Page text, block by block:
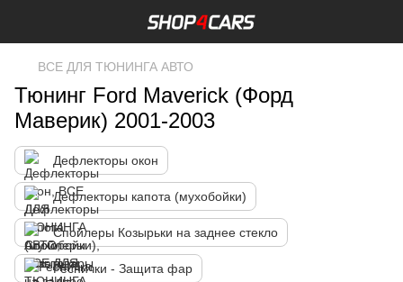
ВСЕ ДЛЯ ТЮНИНГА АВТО
Тюнинг Ford Maverick (Форд
Маверик) 2001-2003
Дефлекторы окон
Дефлекторы капота (мухобойки)
Спойлеры Козырьки на заднее стекло
Реснички - Защита фар